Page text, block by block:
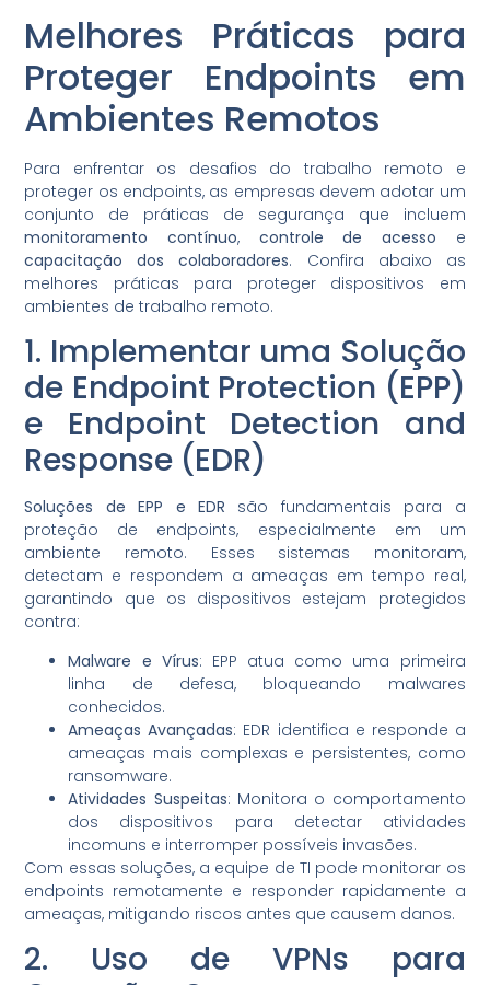
Melhores Práticas para
Proteger Endpoints em
Ambientes Remotos
Para enfrentar os desafios do trabalho remoto e
proteger os endpoints, as empresas devem adotar um
conjunto de práticas de segurança que incluem
monitoramento contínuo, controle de acesso e
capacitação dos colaboradores. Confira abaixo as
melhores práticas para proteger dispositivos em
ambientes de trabalho remoto.
1. Implementar uma Solução
de Endpoint Protection (EPP)
e Endpoint Detection and
Response (EDR)
Soluções de EPP e EDR são fundamentais para a
proteção de endpoints, especialmente em um
ambiente remoto. Esses sistemas monitoram,
detectam e respondem a ameaças em tempo real,
garantindo que os dispositivos estejam protegidos
contra:
Malware e Vírus: EPP atua como uma primeira
linha de defesa, bloqueando malwares
conhecidos.
Ameaças Avançadas: EDR identifica e responde a
ameaças mais complexas e persistentes, como
ransomware.
Atividades Suspeitas: Monitora o comportamento
dos dispositivos para detectar atividades
incomuns e interromper possíveis invasões.
Com essas soluções, a equipe de TI pode monitorar os
endpoints remotamente e responder rapidamente a
ameaças, mitigando riscos antes que causem danos.
2. Uso de VPNs para